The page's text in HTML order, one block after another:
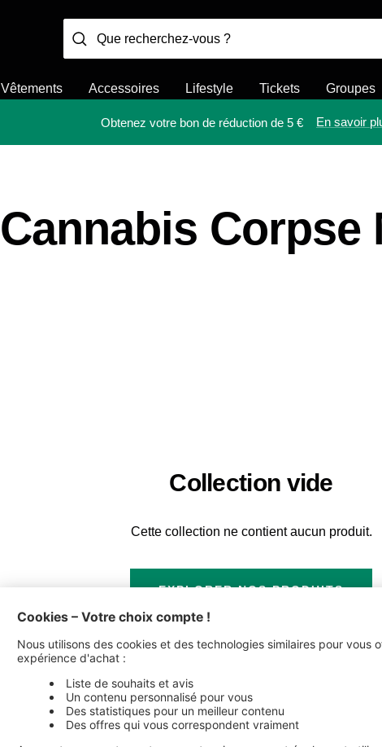
Vêtements Accessoires Lifestyle Tickets Groupes
Obtenez votre bon de réduction de 5 € En savoir
Cannabis Corpse
Collection vide
Cette collection ne contient aucun produit.
EXPLORER NOS PRODUITS